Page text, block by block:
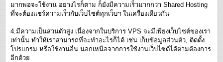
มากพอจะใช้งาน อย่างไรก็ตาม ก็ยังมีความเร็วมากกว่า Shared Hosting
ที่จะต้องแชร์ความเร็วกับเว็บไซต์ทุกเว็บฯ ในเครื่องเดียวกัน
4.มีความเป็นส่วนตัวสูง เนื่องจากในบริการ VPS จะมีเพียงเว็บไซต์ของเรา
เท่านั้น ทำให้เราสามารถที่จะทำอะไรก็ได้ เช่น เก็บข้อมูลส่วนตัว, ติดตั้ง
โปรแกรม หรือใช้งานอื่น นอกเหนือจากการใช้งานเว็บไซต์ได้ตามต้องการ
อีกด้วย